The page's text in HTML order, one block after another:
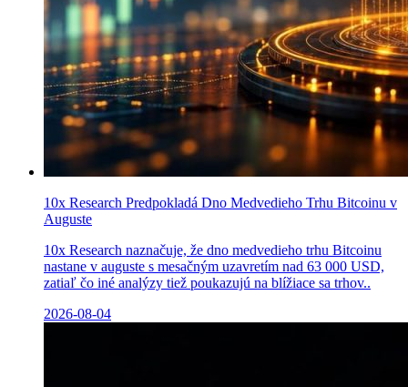
10x Research Predpokladá Dno Medvedieho Trhu Bitcoinu v
Auguste
10x Research naznačuje, že dno medvedieho trhu Bitcoinu
nastane v auguste s mesačným uzavretím nad 63 000 USD,
zatiaľ čo iné analýzy tiež poukazujú na blížiace sa trhov..
2026-08-04